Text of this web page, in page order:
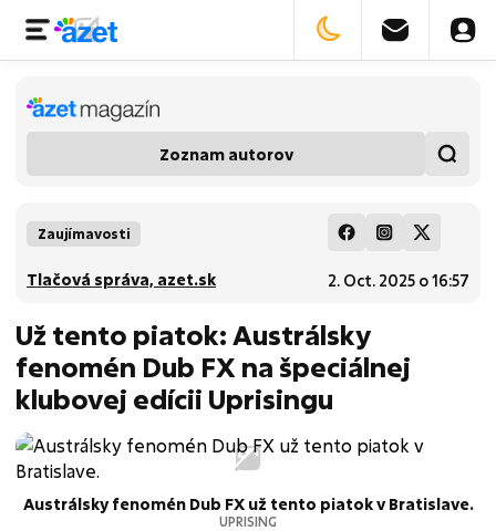
Zoznam autorov
Zaujímavosti
2. Oct. 2025 o 16:57
Tlačová správa, azet.sk
Už tento piatok: Austrálsky
fenomén Dub FX na špeciálnej
klubovej edícii Uprisingu
Austrálsky fenomén Dub FX už tento piatok v Bratislave.
UPRISING